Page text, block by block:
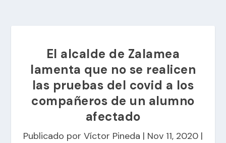
El alcalde de Zalamea
lamenta que no se realicen
las pruebas del covid a los
compañeros de un alumno
afectado
Publicado por Víctor Pineda | Nov 11, 2020 |